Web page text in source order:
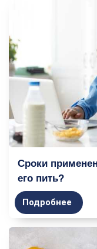
Сроки
его пить?
Подробнее